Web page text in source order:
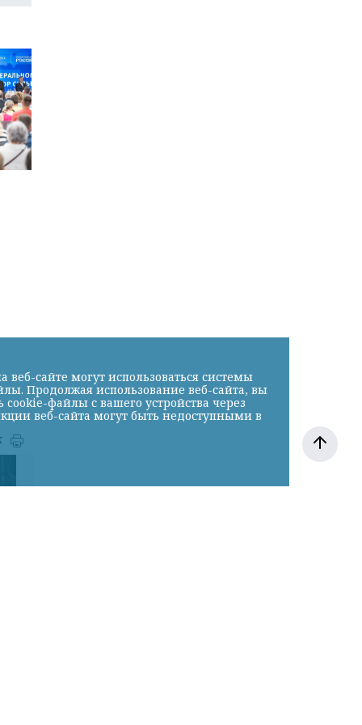
сайте могут использоваться системы
Продолжая использование веб-сайта, вы
файлы с вашего устройства через
веб-сайта могут быть недоступными в